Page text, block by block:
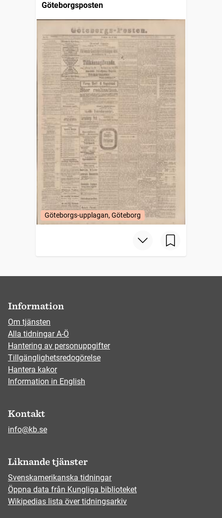
Göteborgsposten
Göteborgs-upplagan, Göteborg
Information
Om tjänsten
Alla tidningar A-Ö
Hantering av personuppgifter
Tillgänglighetsredogörelse
Hantera kakor
Information in English
Kontakt
info@kb.se
Liknande tjänster
Svenskamerikanska tidningar
Öppna data från Kungliga biblioteket
Wikipedias lista över tidningsarkiv